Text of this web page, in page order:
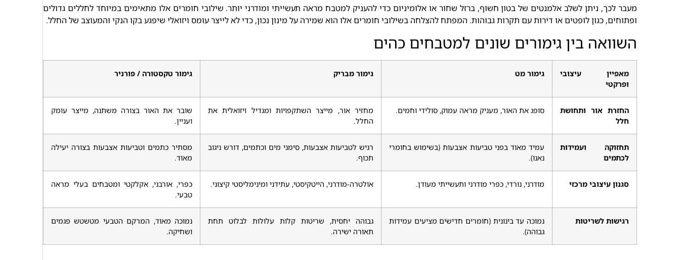
מעבר לכך, ניתן לשלב אלמנטים של בטון חשוף, ברזל שחור או אלומיניום כדי להעניק למטבח מראה תעשייתי ומודרני יותר. שילובי חומרים אלו מתאימים במיוחד לחללים גדולים
ופתוחים, כגון לופטים או דירות עם תקרות גבוהות. המפתח להצלחה בשילובי חומרים אלו הוא שמירה על מינון נכון, כדי לא לייצר עומס ויזואלי שיפגע בקו הנקי והמעוצב של החלל.
השוואה בין גימורים שונים למטבחים כהים
מאפיין עיצובי
ופרקטי
גימור מט גימור מבריק גימור טקסטורה / פורניר
החזרת אור ותחושת
חלל
סופג את האור, מעניק מראה עמוק, סולידי וחמים.
מחזיר אור, מייצר השתקפויות ומגדיל ויזואלית את
החלל.
שובר את האור בצורה משתנה, מייצר עומק
ועניין.
תחזוקה ועמידות
לכתמים
עמיד מאוד בפני טביעות אצבעות (בשימוש בחומרי
נאנו).
רגיש לטביעות אצבעות, סימני מים וכתמים, דורש ניגוב
תכוף.
מסתיר כתמים וטביעות אצבעות בצורה יעילה
מאוד.
סגנון עיצובי מרכזי מודרני, נורדי, כפרי מודרני ותעשייתי מעודן. אולטרה-מודרני, הייטקיסטי, עתידני ומינימליסטי קיצוני.
כפרי, אורבני, אקלקטי ומטבחים בעלי מראה
טבעי.
רגישות לשריטות
נמוכה עד בינונית (חומרים חדישים מציעים עמידות
גבוהה).
גבוהה יחסית, שריטות קלות עלולות לבלוט תחת
תאורה ישירה.
נמוכה מאוד, המרקם הטבעי מטשטש פגמים
ושחיקה.